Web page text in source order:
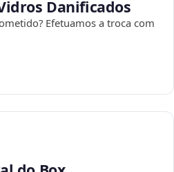
Danificados
Efetuamos a troca com